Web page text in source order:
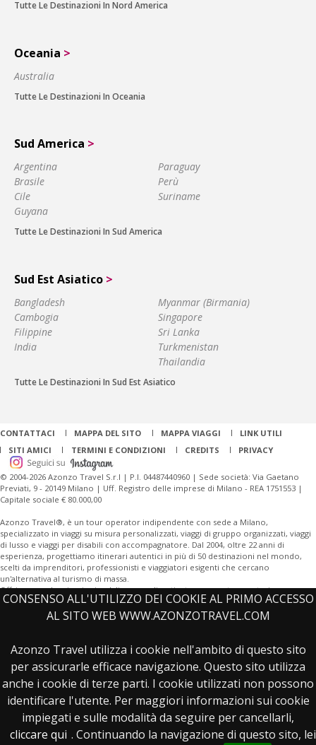
CONSENSO ALL'UTILIZZO DEI COOKIE AL PRIMO ACCESSO
AL SITO WEB WWW.AZONZOTRAVEL.COM
Azonzo Travel utilizza i cookie nell'ambito di questo sito
per assicurarle efficace navigazione. Questo sito utilizza
anche i cookie di terze parti. I cookie utilizzati non possono
identificare l'utente. Per maggiori informazioni sui cookie
impiegati e sulle modalità da seguire per cancellarli,
cliccare qui . Continuando la navigazione di questo sito, lei
Tutte Le Destinazioni In Nord America
Oceania >
Australia
Tutte Le Destinazioni In Oceania
Sud America >
Argentina
Brasile
Cile
Guyana
Paraguay
Perù
Suriname
Tutte Le Destinazioni In Sud America
Sud Est Asiatico >
Bangladesh
Cambogia
Filippine
India
Myanmar (Birmania)
Singapore
Sri Lanka
Turkmenistan
Thailandia
Tutte Le Destinazioni In Sud Est Asiatico
CONTATTACI MAPPA DEL SITO MAPPA VIAGGI
LINK UTILI
SITI AMICI
TERMINI E CONDIZIONI CREDITS PRIVACY
© 2004-2026 Azonzo Travel S.r.l | P.I. 04487440960 | Sede società: Via Gaetano
Previati, 9 - 20149 Milano | Uff. Registro delle imprese di Milano - REA 1751553 |
Capitale sociale € 80.000,00
Azonzo Travel®, è un tour operator indipendente con sede a Milano,
specializzato in viaggi su misura personalizzati, viaggi di gruppo organizzati, viaggi
di lusso e viaggi per disabili con accompagnatore. Dal 2004, oltre 22 anni di
esperienza, progettiamo itinerari autentici in più di 50 destinazioni nel mondo,
scelti da imprenditori, professionisti e viaggiatori esigenti che cercano
un'alternativa al turismo di massa.
Offriamo anche viaggi aziendali personalizzati e tour operator per turismo
sostenibile.
Thailandia, Madagascar, Islanda, India, Perù, Sudafrica, e città leggendarie come
Bangkok, Tokyo, Reykjavik. Scopri il fascino dell'aurora boreale, esplora deserti,
foreste tropicali, siti archeologici o goditi un tour culturale con guide esperte. I
nostri viaggi organizzati includono tutto: voli, hotel, itinerari personalizzati,
trasporti privati, escursioni e attività locali. Contattaci per ricevere il nostro
catalogo aggiornato, conoscere i listini prezzi, le offerte speciali e le promozioni
last minute. Azonzo Travel ti aiuterà ascegliere il miglior viaggioper vivere
avventure straordinarie, dal trekking in Patagonia ai safari in Africa, fino ai tour
delle capitali europee o esperienze autentiche in paesi esotici. Ti aspettiamo per